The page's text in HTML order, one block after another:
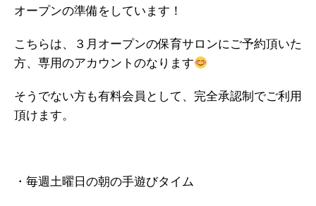
オープンの準備をしています！
こちらは、３月オープンの保育サロンにご予約頂いた
方、専用のアカウントのなります
そうでない方も有料会員として、完全承認制でご利用
頂けます。
・毎週土曜日の朝の手遊びタイム